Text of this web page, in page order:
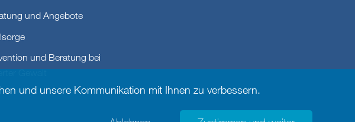
und Angebote
und Beratung bei
Gewalt
und unsere Kommunikation mit Ihnen zu verbessern.